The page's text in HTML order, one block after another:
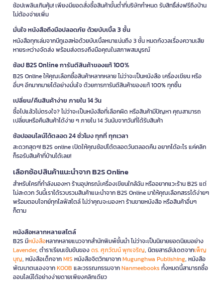
ช้อปเพลินเกินคุ้ม! เพียงมียอดสั่งซื้อสินค้าขั้นต่ำที่บริษัทกำหนด รับสิทธิ์ส่งฟรีถึงบ้าน
ไม่ต้องจ่ายเพิ่ม
มั่นใจ หนังสือถึงมือปลอดภัย ด้วยบับเบิ้ล 3 ชั้น
หนังสือทุกเล่มจากบีทูเอสห่อด้วยบับเบิ้ลหนาแน่นถึง 3 ชั้น หมดกังวลเรื่องความเสีย
หายระหว่างจัดส่ง พร้อมส่งตรงถึงมือคุณในสภาพสมบูรณ์
ช้อป B2S Online การันตีสินค้าของแท้ 100%
B2S Online ให้คุณเลือกซื้อสินค้าหลากหลาย ไม่ว่าจะเป็นหนังสือ เครื่องเขียน หรือ
อื่นๆ อีกมากมายได้อย่างมั่นใจ ด้วยการการันตีสินค้าของแท้ 100% ทุกชิ้น
เปลี่ยน/คืนสินค้าง่าย ภายใน 14 วัน
ซื้อไปแล้วไม่ตรงใจ? ไม่ว่าจะเป็นหนังสือที่เลือกผิด หรือสินค้ามีปัญหา คุณสามารถ
เปลี่ยนหรือคืนสินค้าได้ง่าย ๆ ภายใน 14 วันนับจากวันที่ได้รับสินค้า
ช้อปออนไลน์ได้ตลอด 24 ชั่วโมง ทุกที่ ทุกเวลา
สะดวกสุดๆ! B2S online เปิดให้คุณช้อปได้ตลอดวันตลอดคืน อยากได้อะไร แค่คลิก
ก็รอรับสินค้าที่บ้านได้เลย!
เลือกช้อปสินค้าแนะนำจาก B2S Online
สำหรับใครที่กำลังมองหา ร้านอุปกรณ์เครื่องเขียนใกล้ฉัน หรืออยากแวะร้าน B2S แต่
ไม่สะดวก วันนี้เราได้รวบรวมสินค้าแนะนำจาก B2S Online มาให้คุณเลือกสรรได้ง่ายๆ
พร้อมตอบโจทย์ทุกไลฟ์สไตล์ ไม่ว่าคุณจะมองหา ร้านขายหนังสือ หรือสินค้าอื่นๆ
ก็ตาม
หนังสือหลากหลายสไตล์
B2S มีหนังสือหลากหลายแนวจากสำนักพิมพ์ชั้นนำ ไม่ว่าจะเป็นนิยายยอดนิยมอย่าง
Lavender, ตำราเรียนเข้มข้นของดร. ศุภวัฒน์ พุกเจริญ, นิตยสารอัปเดตจากเพ็ญ
บุญ, หนังสือเด็กจากMIS หนังสือจิตวิทยาจากMugunghwa Publishing, หนังสือ
พัฒนาตนเองจากKOOB และวรรณกรรมจากNanmeebooks ทั้งหมดนี้สามารถซื้อ
ออนไลน์ได้อย่างง่ายดายเพียงคลิกเดียว